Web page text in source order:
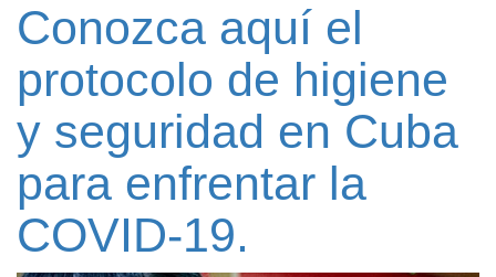
Conozca aquí el
protocolo de higiene
y seguridad en Cuba
para enfrentar la
COVID-19.